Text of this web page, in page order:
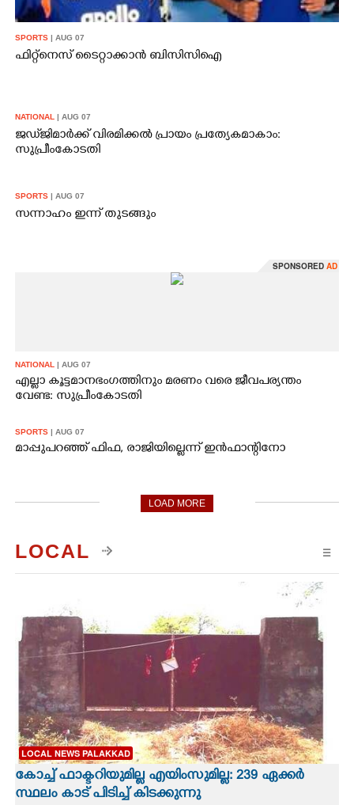
SPORTS | AUG 07
ഫിറ്റ്നെസ് ടൈറ്റാക്കാൻ ബിസിസിഐ
NATIONAL | AUG 07
ജഡ്‌ജിമാർക്ക് വിരമിക്കൽ പ്രായം പ്രത്യേകമാകാം:
സുപ്രീംകോടതി
SPORTS | AUG 07
സന്നാഹം ഇന്ന് തുടങ്ങും
SPONSORED AD
NATIONAL | AUG 07
എല്ലാ കൂട്ടമാനഭംഗത്തിനും മരണം വരെ ജീവപര്യന്തം
വേണ്ട: സുപ്രീംകോടതി
SPORTS | AUG 07
മാപ്പുപറഞ്ഞ് ഫിഫ, രാജിയില്ലെന്ന് ഇൻഫാന്റിനോ
LOAD MORE
LOCAL ☰
LOCAL NEWS PALAKKAD
കോച്ച് ഫാക്ടറിയുമില്ല എയിംസുമില്ല: 239 ഏക്കർ
സ്ഥലം കാട് പിടിച്ച് കിടക്കുന്നു